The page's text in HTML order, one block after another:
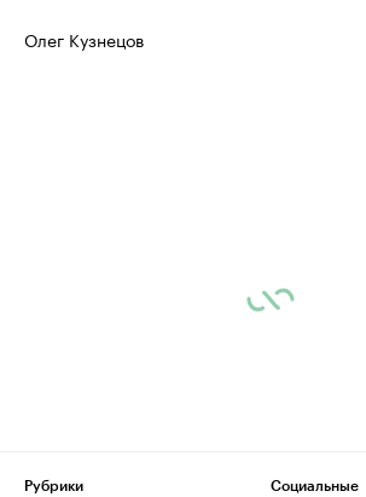
Олег Кузнецов
Рубрики
Социальные